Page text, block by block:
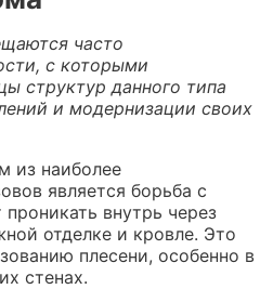
часто
с которыми
структур данного типа
и модернизации своих
из наиболее
является борьба с
внутрь через
отделке и кровле. Это
плесени, особенно в
стенах.